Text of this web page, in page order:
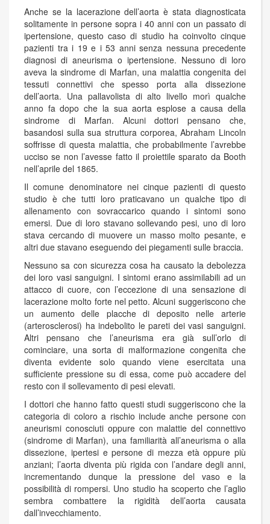
Anche se la lacerazione dell’aorta è stata diagnosticata
solitamente in persone sopra i 40 anni con un passato di
ipertensione, questo caso di studio ha coinvolto cinque
pazienti tra i 19 e i 53 anni senza nessuna precedente
diagnosi di aneurisma o ipertensione. Nessuno di loro
aveva la sindrome di Marfan, una malattia congenita dei
tessuti connettivi che spesso porta alla dissezione
dell’aorta. Una pallavolista di alto livello morì qualche
anno fa dopo che la sua aorta esplose a causa della
sindrome di Marfan. Alcuni dottori pensano che,
basandosi sulla sua struttura corporea, Abraham Lincoln
soffrisse di questa malattia, che probabilmente l’avrebbe
ucciso se non l’avesse fatto il proiettile sparato da Booth
nell’aprile del 1865.
Il comune denominatore nei cinque pazienti di questo
studio è che tutti loro praticavano un qualche tipo di
allenamento con sovraccarico quando i sintomi sono
emersi. Due di loro stavano sollevando pesi, uno di loro
stava cercando di muovere un masso molto pesante, e
altri due stavano eseguendo dei piegamenti sulle braccia.
Nessuno sa con sicurezza cosa ha causato la debolezza
dei loro vasi sanguigni. I sintomi erano assimilabili ad un
attacco di cuore, con l’eccezione di una sensazione di
lacerazione molto forte nel petto. Alcuni suggeriscono che
un aumento delle placche di deposito nelle arterie
(arterosclerosi) ha indebolito le pareti dei vasi sanguigni.
Altri pensano che l’aneurisma era già sull’orlo di
cominciare, una sorta di malformazione congenita che
diventa evidente solo quando viene esercitata una
sufficiente pressione su di essa, come può accadere del
resto con il sollevamento di pesi elevati.
I dottori che hanno fatto questi studi suggeriscono che la
categoria di coloro a rischio include anche persone con
aneurismi conosciuti oppure con malattie del connettivo
(sindrome di Marfan), una familiarità all’aneurisma o alla
dissezione, ipertesi e persone di mezza età oppure più
anziani; l’aorta diventa più rigida con l’andare degli anni,
incrementando dunque la pressione del vaso e la
possibilità di rompersi. Uno studio ha scoperto che l’aglio
sembra combattere la rigidità dell’aorta causata
dall’invecchiamento.